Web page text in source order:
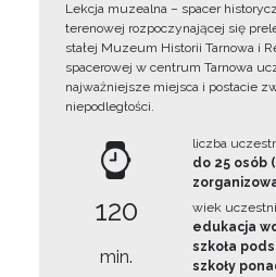
Lekcja muzealna – spacer
terenowej rozpoczynającej się
stałej Muzeum Historii Tarnowa i
spacerowej w centrum Tarnowa
najważniejsze miejsca i postacie
niepodległości.
120
min.
liczba
do 25 osób
wiek
edukacja
szkoła
szkoły